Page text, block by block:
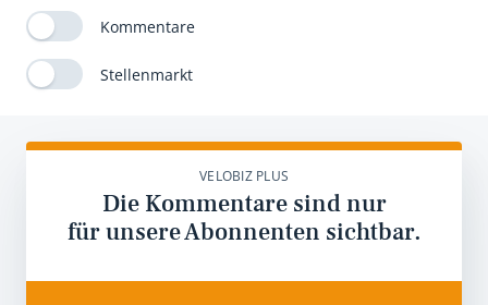
Kommentare
Stellenmarkt
VELOBIZ PLUS
Die Kommentare sind nur
für unsere Abonnenten sichtbar.